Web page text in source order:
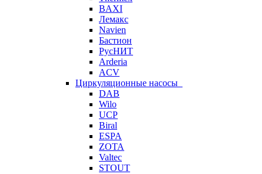
BAXI
Лемакс
Navien
Бастион
РусНИТ
Arderia
ACV
Циркуляционные насосы
DAB
Wilo
UCP
Biral
ESPA
ZOTA
Valtec
STOUT